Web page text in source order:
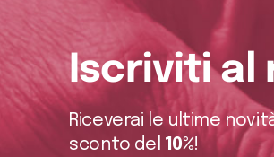
Iscriviti al
Riceverai le ultime
sconto del 10%!